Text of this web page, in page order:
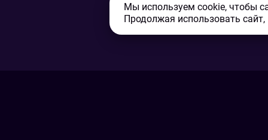
Мы используем cookie, чтобы
Продолжая использовать